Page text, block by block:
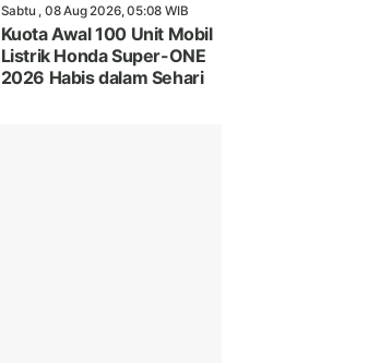
Sabtu , 08 Aug 2026, 05:08 WIB
Kuota Awal 100 Unit Mobil
Listrik Honda Super-ONE
2026 Habis dalam Sehari